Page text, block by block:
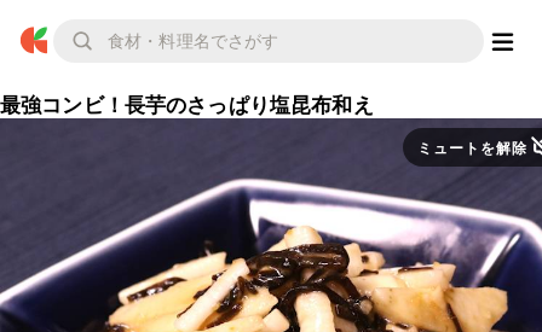
最強コンビ！長芋のさっぱり塩昆布和え
ミュートを解除